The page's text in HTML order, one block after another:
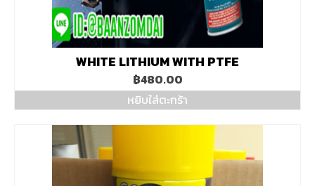
WHITE LITHIUM WITH PTFE
฿480.00
หยิบใส่ตะกร้า